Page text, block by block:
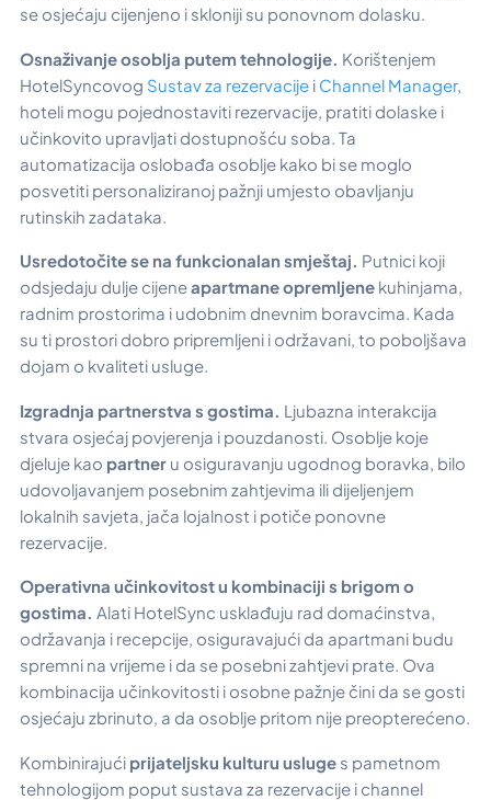
se osjećaju cijenjeno i skloniji su ponovnom dolasku.
Osnaživanje osoblja putem tehnologije. Korištenjem
HotelSyncovog Sustav za rezervacije i Channel Manager,
hoteli mogu pojednostaviti rezervacije, pratiti dolaske i
učinkovito upravljati dostupnošću soba. Ta
automatizacija oslobađa osoblje kako bi se moglo
posvetiti personaliziranoj pažnji umjesto obavljanju
rutinskih zadataka.
Usredotočite se na funkcionalan smještaj. Putnici koji
odsjedaju dulje cijeneapartmane opremljene kuhinjama,
radnim prostorima i udobnim dnevnim boravcima. Kada
su ti prostori dobro pripremljeni i održavani, to poboljšava
dojam o kvaliteti usluge.
Izgradnja partnerstva s gostima. Ljubazna interakcija
stvara osjećaj povjerenja i pouzdanosti. Osoblje koje
djeluje kao partner u osiguravanju ugodnog boravka, bilo
udovoljavanjem posebnim zahtjevima ili dijeljenjem
lokalnih savjeta, jača lojalnost i potiče ponovne
rezervacije.
Operativna učinkovitost u kombinaciji s brigom o
gostima. Alati HotelSync usklađuju rad domaćinstva,
održavanja i recepcije, osiguravajući da apartmani budu
spremni na vrijeme i da se posebni zahtjevi prate. Ova
kombinacija učinkovitosti i osobne pažnje čini da se gosti
osjećaju zbrinuto, a da osoblje pritom nije preopterećeno.
Kombinirajući prijateljsku kulturu usluge s pametnom
tehnologijom poput sustava za rezervacije i channel